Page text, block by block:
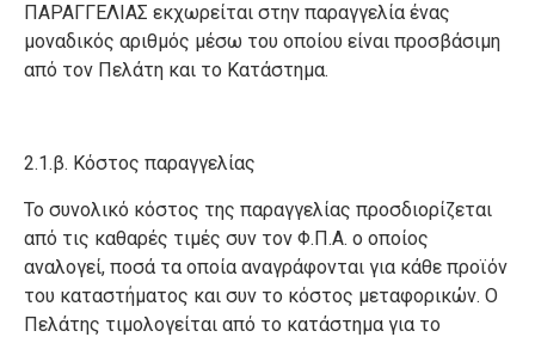
ΠΑΡΑΓΓΕΛΙΑΣ εκχωρείται στην παραγγελία ένας
μοναδικός αριθμός μέσω του οποίου είναι προσβάσιμη
από τον Πελάτη και το Κατάστημα.
2.1.β. Κόστος παραγγελίας
Το συνολικό κόστος της παραγγελίας προσδιορίζεται
από τις καθαρές τιμές συν τον Φ.Π.Α. ο οποίος
αναλογεί, ποσά τα οποία αναγράφονται για κάθε προϊόν
του καταστήματος και συν το κόστος μεταφορικών. Ο
Πελάτης τιμολογείται από το κατάστημα για το